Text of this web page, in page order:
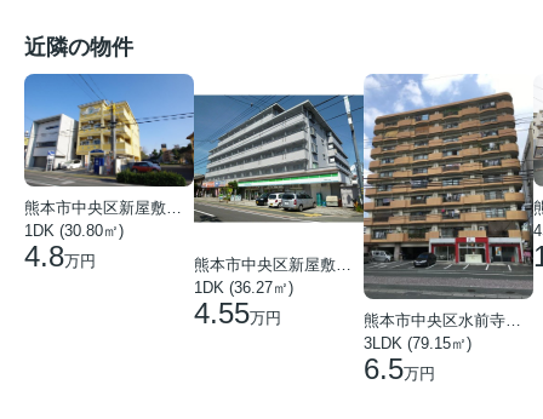
近隣の物件
熊本市中央区新屋敷３丁目
1DK (30.80㎡)
4.8万円
1DK (36.27㎡)
4.55万円
熊本市中央区水前寺１丁目
3LDK (79.15㎡)
6.5万円